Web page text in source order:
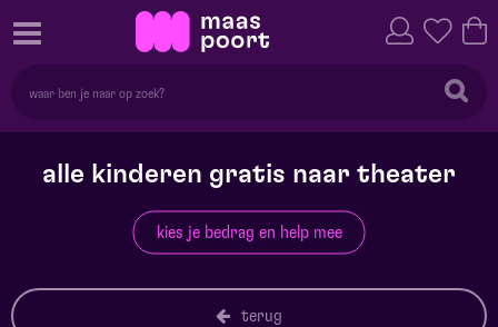
alle kinderen gratis naar theater
kies je bedrag en help mee
terug